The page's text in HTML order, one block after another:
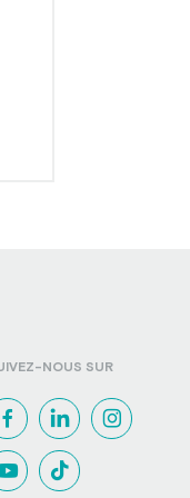
NOUS SUR